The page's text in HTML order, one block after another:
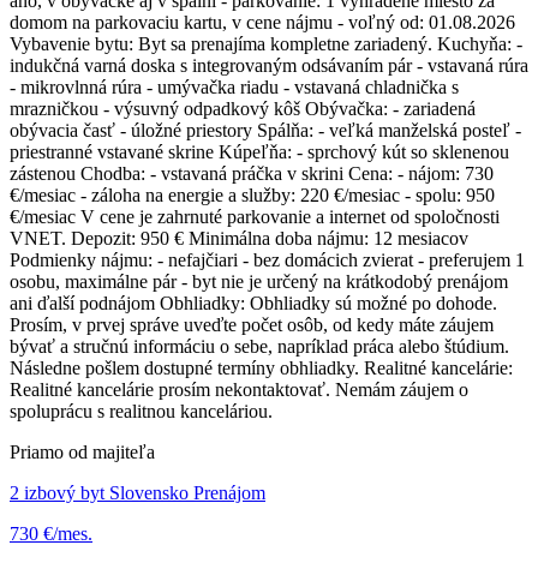
domom na parkovaciu kartu, v cene nájmu - voľný od: 01.08.2026
Vybavenie bytu: Byt sa prenajíma kompletne zariadený. Kuchyňa: -
indukčná varná doska s integrovaným odsávaním pár - vstavaná rúra
- mikrovlnná rúra - umývačka riadu - vstavaná chladnička s
mrazničkou - výsuvný odpadkový kôš Obývačka: - zariadená
obývacia časť - úložné priestory Spálňa: - veľká manželská posteľ -
priestranné vstavané skrine Kúpeľňa: - sprchový kút so sklenenou
zástenou Chodba: - vstavaná práčka v skrini Cena: - nájom: 730
€/mesiac - záloha na energie a služby: 220 €/mesiac - spolu: 950
€/mesiac V cene je zahrnuté parkovanie a internet od spoločnosti
VNET. Depozit: 950 € Minimálna doba nájmu: 12 mesiacov
Podmienky nájmu: - nefajčiari - bez domácich zvierat - preferujem 1
osobu, maximálne pár - byt nie je určený na krátkodobý prenájom
ani ďalší podnájom Obhliadky: Obhliadky sú možné po dohode.
Prosím, v prvej správe uveďte počet osôb, od kedy máte záujem
bývať a stručnú informáciu o sebe, napríklad práca alebo štúdium.
Následne pošlem dostupné termíny obhliadky. Realitné kancelárie:
Realitné kancelárie prosím nekontaktovať. Nemám záujem o
spoluprácu s realitnou kanceláriou.
Priamo od majiteľa
2 izbový byt Slovensko Prenájom
730 €/mes.